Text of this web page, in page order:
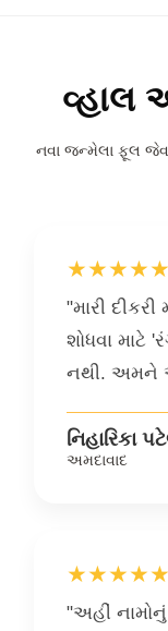
વ્હાલ
નવા જન્મેલા ફૂલ
★★★★★
"મારી
શોધવા માટે
નથી. અમને
નિહારિકા
અમદાવાદ
★★★★★
"અહીં